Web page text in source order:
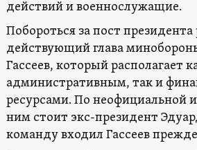
действий и военнослужащие.
Побороться за пост
действующий глава
Гассеев, который располагает
административным, так и
ресурсами. По неофициальной
ним стоит экс-президент
команду входил Гассеев